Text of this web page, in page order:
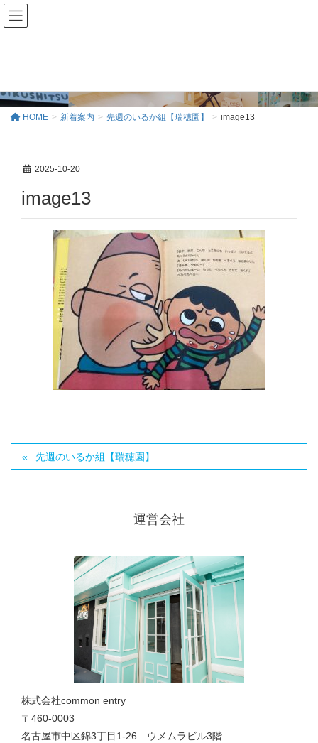
HOME 新着案内 先週のいるか組【瑞穂園】 image13
2025-10-20
image13
先週のいるか組【瑞穂園】
運営会社
株式会社common entry
〒460-0003
名古屋市中区錦3丁目1‐26 ウメムラビル3階